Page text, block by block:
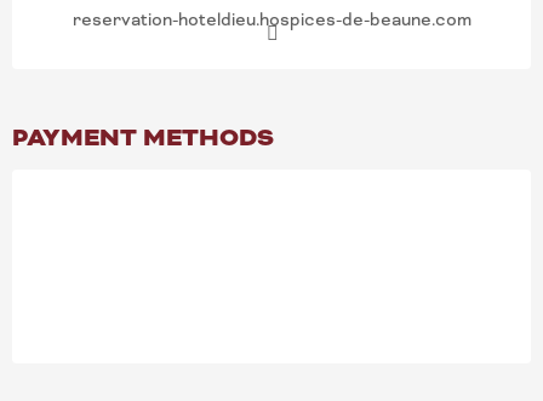
reservation-hoteldieu.hospices-de-beaune.com
PAYMENT METHODS